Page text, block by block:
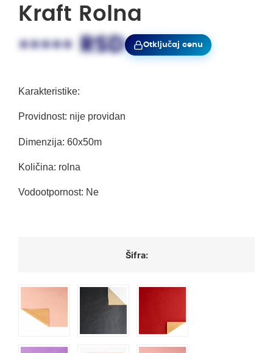
Kraft Rolna
••••• RSD Otključaj cenu
Karakteristike:
Providnost: nije providan
Dimenzija: 60x50m
Količina: rolna
Vodootpornost: Ne
Šifra: